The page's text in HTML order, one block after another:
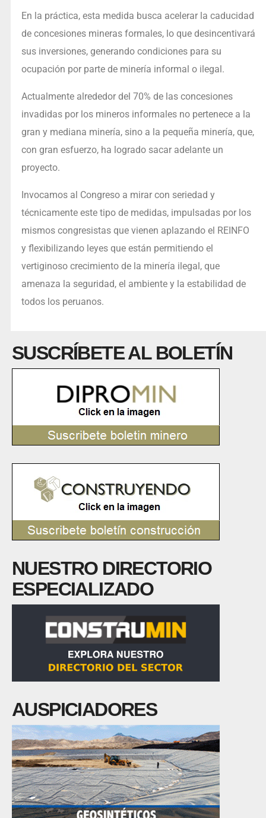
En la práctica, esta medida busca acelerar la caducidad
de concesiones mineras formales, lo que desincentivará
sus inversiones, generando condiciones para su
ocupación por parte de minería informal o ilegal.
Actualmente alrededor del 70% de las concesiones
invadidas por los mineros informales no pertenece a la
gran y mediana minería, sino a la pequeña minería, que,
con gran esfuerzo, ha logrado sacar adelante un
proyecto.
Invocamos al Congreso a mirar con seriedad y
técnicamente este tipo de medidas, impulsadas por los
mismos congresistas que vienen aplazando el REINFO
y flexibilizando leyes que están permitiendo el
vertiginoso crecimiento de la minería ilegal, que
amenaza la seguridad, el ambiente y la estabilidad de
todos los peruanos.
SUSCRÍBETE AL BOLETÍN
NUESTRO DIRECTORIO
ESPECIALIZADO
AUSPICIADORES